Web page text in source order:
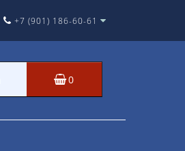
+7 (901) 186-60-61
0